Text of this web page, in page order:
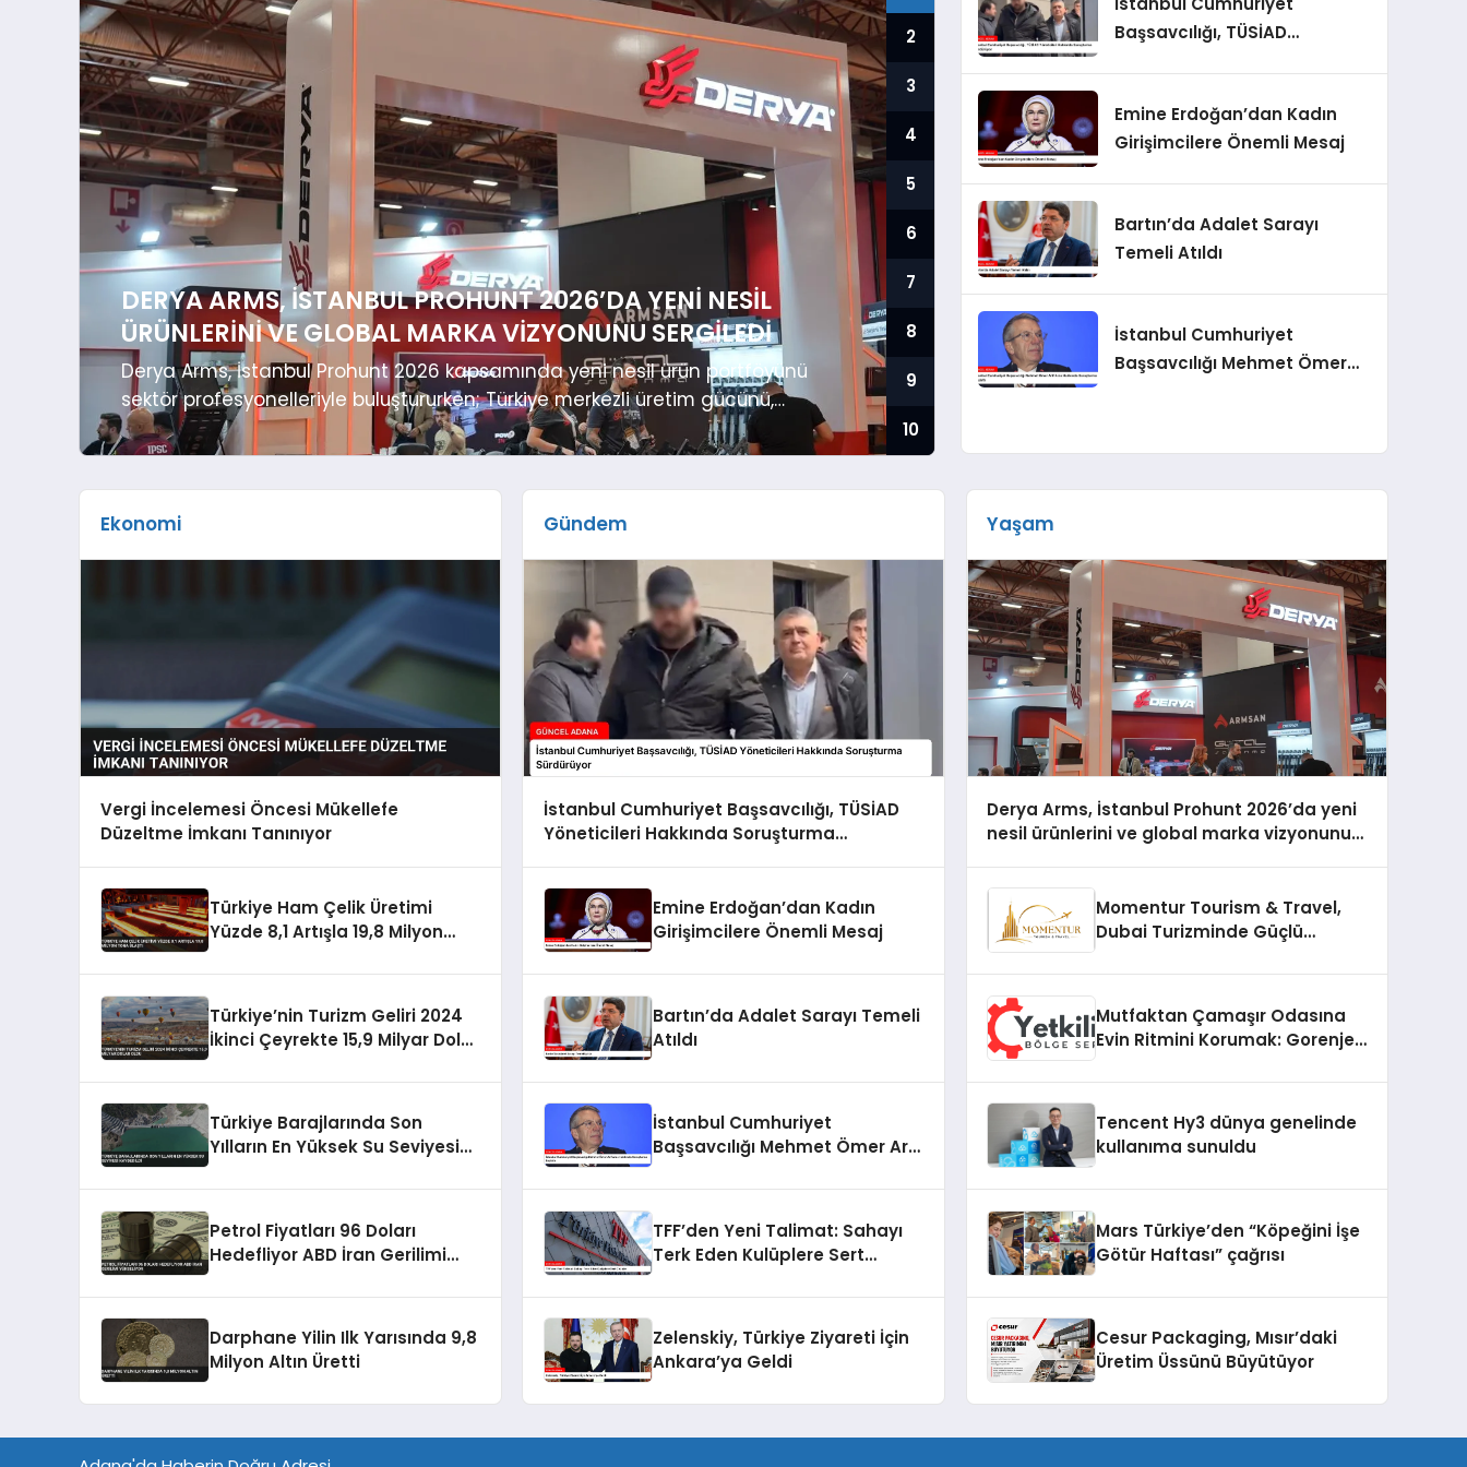
DERYA ARMS, İSTANBUL PROHUNT 2026’DA YENI NESIL
ÜRÜNLERINI VE GLOBAL MARKA VIZYONUNU SERGILEDI
Derya Arms, İstanbul Prohunt 2026 kapsamında yeni nesil ürün portföyünü
sektör profesyonelleriyle buluştururken; Türkiye merkezli üretim gücünü,
uluslararası büyüme stratejisini ve savunma sanayiindeki güçlü konumunu bir
kez daha ortaya koydu. İSTANBUL – Derya Arms, 3-6 Haziran tarihlerinde İstanbul
Fuar Merkezi’nde düzenlenen 13. Uluslararası İstanbul Prohunt Av, Silah ve Doğa
Sporları Fuarı’nda sektör profesyonelleri, iş ortakları,...
YUKSEKOGRETIM KURULUNDAN DIJITAL
BILISIM UZMANI YETISTIRILIYOR
YÖK, Bilkent Üniversitesi ile bilişim alanında
2
3
4
5
6
7
8
9
10
Başsavcılığı, TÜSİAD
Emine Erdoğan’dan Kadın
Girişimcilere Önemli Mesaj
Bartın’da Adalet Sarayı
Temeli Atıldı
İstanbul Cumhuriyet
Başsavcılığı Mehmet Ömer
Ekonomi
Vergi İncelemesi Öncesi Mükellefe
Düzeltme İmkanı Tanınıyor
Türkiye Ham Çelik Üretimi
Yüzde 8,1 Artışla 19,8 Milyon
Türkiye’nin Turizm Geliri 2024
İkinci Çeyrekte 15,9 Milyar Dolar
Oldu
Türkiye Barajlarında Son
Yılların En Yüksek Su Seviyesi
Petrol Fiyatları 96 Doları
Hedefliyor ABD İran Gerilimi
Yükseliyor
Darphane Yilin Ilk Yarısında 9,8
Milyon Altın Üretti
Gündem
İstanbul Cumhuriyet Başsavcılığı, TÜSİAD
Yöneticileri Hakkında Soruşturma
Emine Erdoğan’dan Kadın
Girişimcilere Önemli Mesaj
Bartın’da Adalet Sarayı Temeli
Atıldı
İstanbul Cumhuriyet
Başsavcılığı Mehmet Ömer Arif
Başlattı
TFF’den Yeni Talimat: Sahayı
Terk Eden Kulüplere Sert
Zelenskiy, Türkiye Ziyareti İçin
Ankara’ya Geldi
Yaşam
Derya Arms, İstanbul Prohunt 2026’da yeni
nesil ürünlerini ve global marka vizyonunu
Momentur Tourism & Travel,
Dubai Turizminde Güçlü
Yaratıyor
Mutfaktan Çamaşır Odasına
Evin Ritmini Korumak: Gorenje
Destek Deneyimi
Tencent Hy3 dünya genelinde
kullanıma sunuldu
Mars Türkiye’den “Köpeğini İşe
Götür Haftası” çağrısı
Cesur Packaging, Mısır’daki
Üretim Üssünü Büyütüyor